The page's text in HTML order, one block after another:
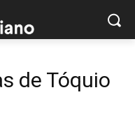
de Tóquio